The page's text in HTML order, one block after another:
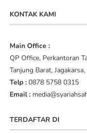
KONTAK KAMI
Main Office :
QP Office, Perkantoran
Tanjung Barat,
Telp : 0878 5758 0315
Email :
TERDAFTAR DI